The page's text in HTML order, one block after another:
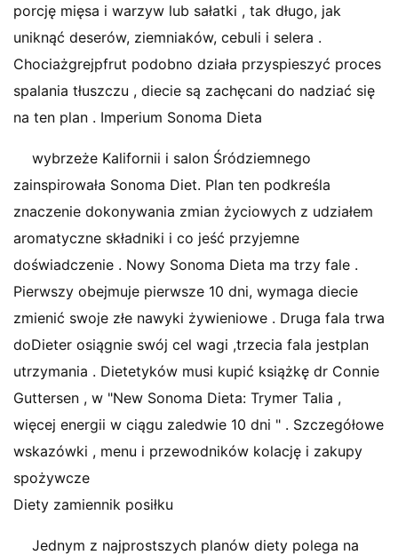
porcję mięsa i warzyw lub sałatki , tak długo, jak
uniknąć deserów, ziemniaków, cebuli i selera .
Chociażgrejpfrut podobno działa przyspieszyć proces
spalania tłuszczu , diecie są zachęcani do nadziać się
na ten plan . Imperium Sonoma Dieta
wybrzeże Kalifornii i salon Śródziemnego
zainspirowała Sonoma Diet. Plan ten podkreśla
znaczenie dokonywania zmian życiowych z udziałem
aromatyczne składniki i co jeść przyjemne
doświadczenie . Nowy Sonoma Dieta ma trzy fale .
Pierwszy obejmuje pierwsze 10 dni, wymaga diecie
zmienić swoje złe nawyki żywieniowe . Druga fala trwa
doDieter osiągnie swój cel wagi ,trzecia fala jestplan
utrzymania . Dietetyków musi kupić książkę dr Connie
Guttersen , w "New Sonoma Dieta: Trymer Talia ,
więcej energii w ciągu zaledwie 10 dni " . Szczegółowe
wskazówki , menu i przewodników kolację i zakupy
spożywcze
Diety zamiennik posiłku
Jednym z najprostszych planów diety polega na